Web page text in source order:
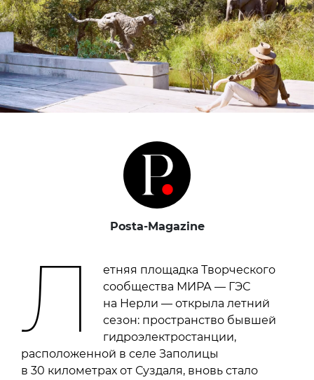
Posta-Magazine
Л
етняя площадка Творческого
сообщества МИРА — ГЭС
на Нерли — открыла летний
сезон: пространство бывшей
гидроэлектростанции,
расположенной в селе Заполицы
в 30 километрах от Суздаля, вновь стало